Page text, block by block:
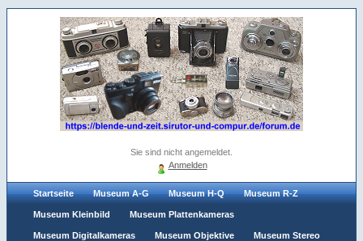
Sie sind nicht angemeldet.
Anmelden
Startseite Museum A-G Museum H-Q Museum R-Z
Museum Kleinbild Museum Plattenkameras
Museum Digitalkameras Museum Objektive Museum Stereo